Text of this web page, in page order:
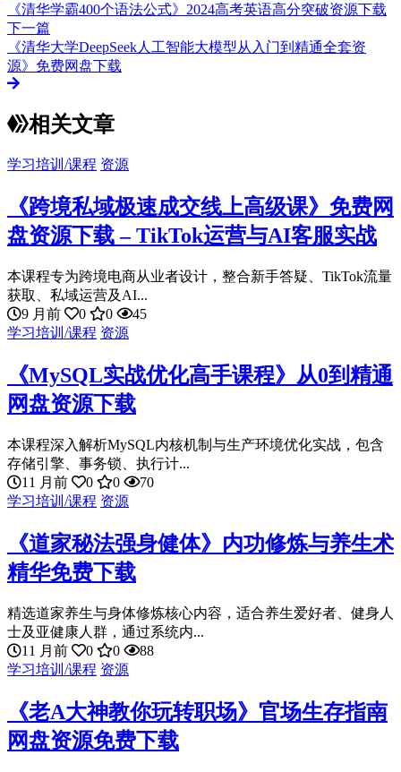
《清华学霸400个语法公式》2024高考英语高分突破资源下载
下一篇
《清华大学DeepSeek人工智能大模型从入门到精通全套资
源》免费网盘下载
相关文章
学习培训/课程 资源
《跨境私域极速成交线上高级课》免费网
盘资源下载 – TikTok运营与AI客服实战
本课程专为跨境电商从业者设计，整合新手答疑、TikTok流量
获取、私域运营及AI...
9 月前
0 0
45
学习培训/课程 资源
《MySQL实战优化高手课程》从0到精通
网盘资源下载
本课程深入解析MySQL内核机制与生产环境优化实战，包含
存储引擎、事务锁、执行计...
11 月前
0 0
70
学习培训/课程 资源
《道家秘法强身健体》内功修炼与养生术
精华免费下载
精选道家养生与身体修炼核心内容，适合养生爱好者、健身人
士及亚健康人群，通过系统内...
11 月前
0 0
88
学习培训/课程 资源
《老A大神教你玩转职场》官场生存指南
网盘资源免费下载